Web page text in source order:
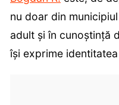
nu doar din
adult și în cunoștință
își exprime